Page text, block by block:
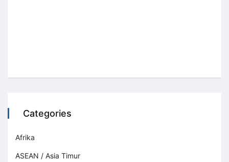
Categories
Afrika
ASEAN / Asia Timur